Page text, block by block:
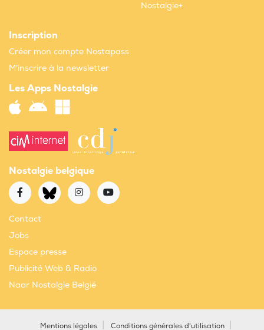
Nostalgie+
Inscription
Créer mon compte Nostapass
M'inscrire à la newsletter
Les Apps Nostalgie
Nostalgie belgique
Contact
Jobs
Espace presse
Publicité Web & Radio
Naar Nostalgie België
Mentions légales Conditions générales d'utilisation